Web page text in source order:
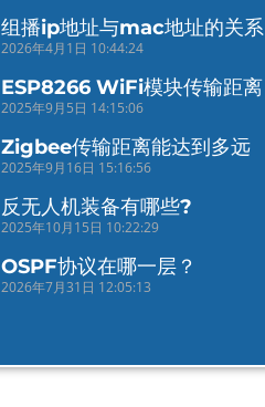
组播ip地址与mac地址的关系
2026年4月1日 10:44:24
ESP8266 WiFi模块传输距离
2025年9月5日 14:15:06
Zigbee传输距离能达到多远
2025年9月16日 15:16:56
反无人机装备有哪些?
2025年10月15日 10:22:29
OSPF协议在哪一层？
2026年7月31日 12:05:13